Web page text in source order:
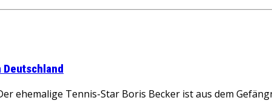
ehemalige Tennis-Star Boris Becker ist aus dem